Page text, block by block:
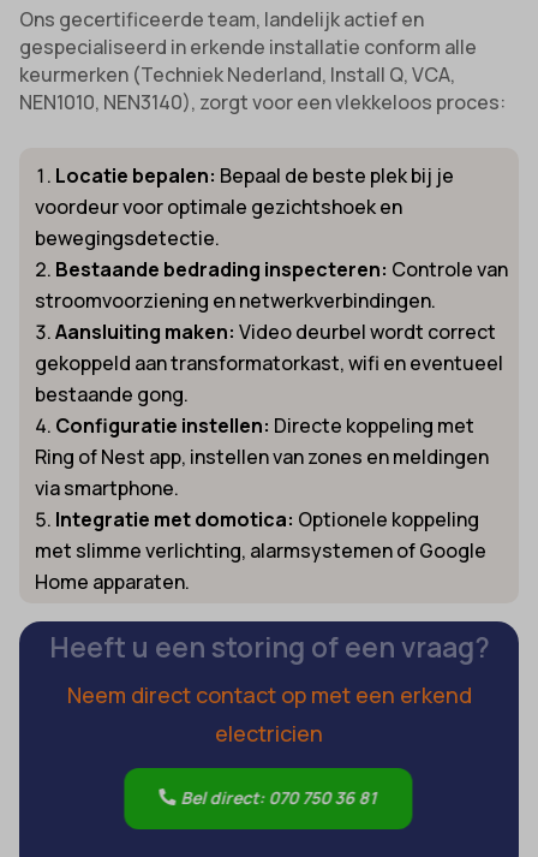
Ons gecertificeerde team, landelijk actief en
gespecialiseerd in erkende installatie conform alle
keurmerken (Techniek Nederland, Install Q, VCA,
NEN1010, NEN3140), zorgt voor een vlekkeloos proces:
Locatie bepalen: Bepaal de beste plek bij je
voordeur voor optimale gezichtshoek en
bewegingsdetectie.
Bestaande bedrading inspecteren: Controle van
stroomvoorziening en netwerkverbindingen.
Aansluiting maken: Video deurbel wordt correct
gekoppeld aan transformatorkast, wifi en eventueel
bestaande gong.
Configuratie instellen: Directe koppeling met
Ring of Nest app, instellen van zones en meldingen
via smartphone.
Integratie met domotica: Optionele koppeling
met slimme verlichting, alarmsystemen of Google
Home apparaten.
Heeft u een storing of een vraag?
Neem direct contact op met een erkend
electricien
Bel direct: 070 750 36 81